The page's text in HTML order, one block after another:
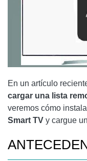
En un artículo
cargar una lista
veremos cómo
Smart TV y cargue